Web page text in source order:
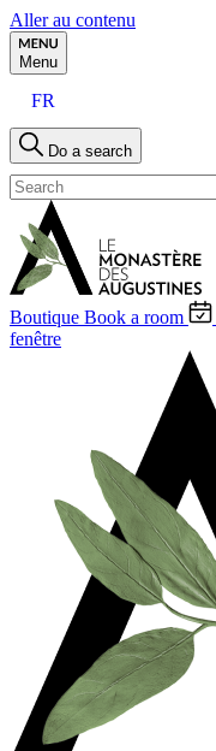
Aller au contenu
Menu
FR
Do a search
Boutique Book a room
fenêtre